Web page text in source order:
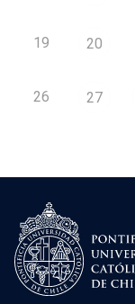
19 20
26 27